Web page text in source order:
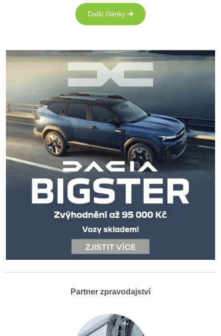
Další články
Partner zpravodajství